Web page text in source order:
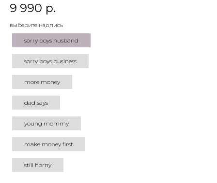
9 990 р.
выберите надпись
sorry boys husband
sorry boys business
more money
dad says
young mommy
make money first
still horny